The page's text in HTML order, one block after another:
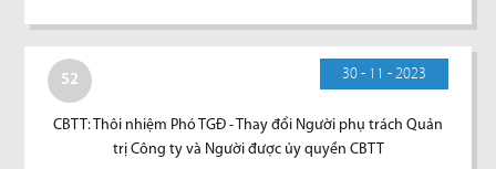
52 30 - 11 - 2023
CBTT: Thôi nhiệm Phó TGĐ - Thay đổi Người phụ trách Quản
trị Công ty và Người được ủy quyền CBTT